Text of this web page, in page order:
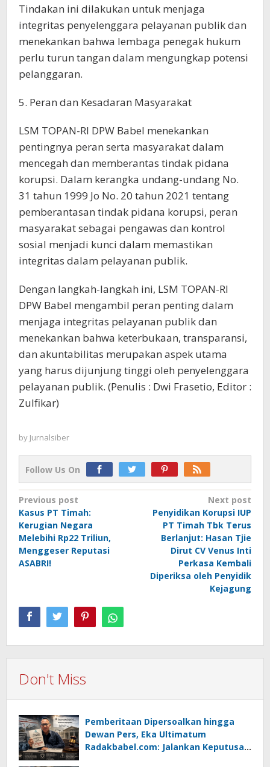
Tindakan ini dilakukan untuk menjaga
integritas penyelenggara pelayanan publik dan
menekankan bahwa lembaga penegak hukum
perlu turun tangan dalam mengungkap potensi
pelanggaran.
5. Peran dan Kesadaran Masyarakat
LSM TOPAN-RI DPW Babel menekankan
pentingnya peran serta masyarakat dalam
mencegah dan memberantas tindak pidana
korupsi. Dalam kerangka undang-undang No.
31 tahun 1999 Jo No. 20 tahun 2021 tentang
pemberantasan tindak pidana korupsi, peran
masyarakat sebagai pengawas dan kontrol
sosial menjadi kunci dalam memastikan
integritas dalam pelayanan publik.
Dengan langkah-langkah ini, LSM TOPAN-RI
DPW Babel mengambil peran penting dalam
menjaga integritas pelayanan publik dan
menekankan bahwa keterbukaan, transparansi,
dan akuntabilitas merupakan aspek utama
yang harus dijunjung tinggi oleh penyelenggara
pelayanan publik. (Penulis : Dwi Frasetio, Editor :
Zulfikar)
by Jurnalsiber
Follow Us On
Post
navigation
Previous post
Kasus PT Timah:
Kerugian Negara
Melebihi Rp22 Triliun,
Menggeser Reputasi
ASABRI!
Next post
Penyidikan Korupsi IUP
PT Timah Tbk Terus
Berlanjut: Hasan Tjie
Dirut CV Venus Inti
Perkasa Kembali
Diperiksa oleh Penyidik
Kejagung
Don't Miss
Pemberitaan Dipersoalkan hingga
Dewan Pers, Eka Ultimatum
Radakbabel.com: Jalankan Keputusan